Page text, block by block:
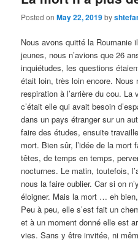
Posted onMay 22, 2019by
Nous avons quitté la Roumanie
jeunes, nous n’avions que 26
inquiétudes, les questions
était loin, très loin encore.
respiration à l’arrière du cou.
c’était elle qui avait besoin
dans un pays étranger sur un
faire des études, ensuite
mort. Bien sûr, l’idée de la mort
têtes, de temps en temps,
nocturnes. Le matin, toutefois,
nous la faire oublier. Car si on
éloigner. Mais la mort … eh
Peu à peu, elle s’est fait un
et à un moment donné elle est
vies. Sans y être invitée, ni